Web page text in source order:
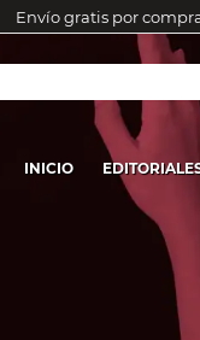
Envío gratis por
INICIO